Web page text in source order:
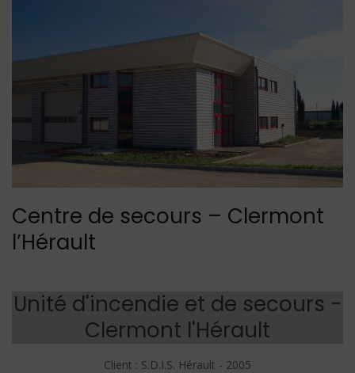
Centre de secours – Clermont
l’Hérault
Unité d'incendie et de secours -
Clermont l'Hérault
Client : S.D.I.S. Hérault - 2005